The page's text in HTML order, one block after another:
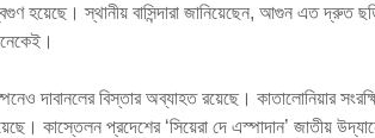
হয়েছে। স্থানীয় বাসিন্দারা জানিয়েছেন, আগুন এত দ্রুত
দাবানলের বিস্তার অব্যাহত রয়েছে। কাতালোনিয়ার
কাস্তেলন প্রদেশের ‘সিয়েরা দে এস্পাদান’ জাতীয়